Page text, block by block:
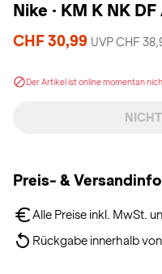
Nike · KM K NK
CHF 30,99 UVP CHF
Der Artikel ist online momentan
Preis- &
Alle Preise inkl. MwSt.
Rückgabe innerhalb